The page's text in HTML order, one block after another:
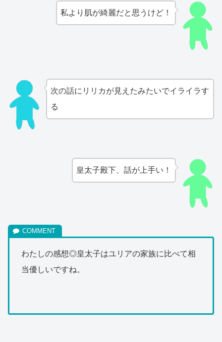
私より肌が綺麗だと思うけど！
次の話にリリカが見えたみたいでイライラす
る
皇太子殿下、話が上手い！
わたしの感想◎皇太子はユリアの家族に比べて相
当優しいですね。